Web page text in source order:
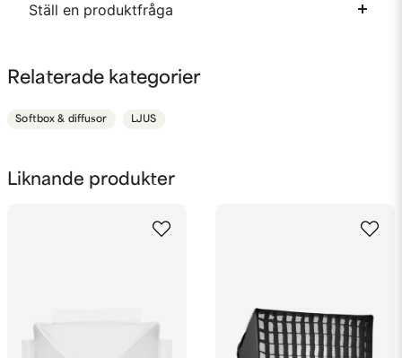
Liknande produkter
Ställ en produktfråga
Fråga oss något om denna produkten...
Ja, ni får publicera min fråga
Relaterade kategorier
Softbox & diffusor LJUS